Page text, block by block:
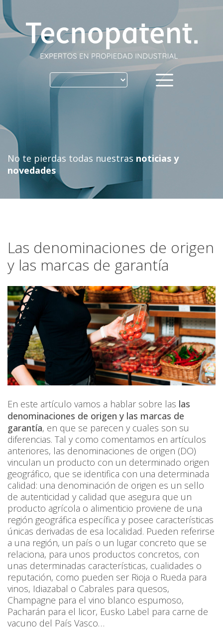
Skip
to
content
No te pierdas todas nuestras noticias y
novedades
Las denominaciones de origen
y las marcas de garantía
En este artículo vamos a hablar sobre las las
denominaciones de origen y las marcas de
garantía, en que se parecen y cuales son su
diferencias. Tal y como comentamos en artículos
anteriores, las denominaciones de origen (DO)
vinculan un producto con un determinado origen
geográfico, que se identifica con una determinada
calidad: una denominación de origen es un sello
de autenticidad y calidad que asegura que un
producto agrícola o alimenticio proviene de una
región geográfica específica y posee características
únicas derivadas de esa localidad. Pueden referirse
a una región, un país o un lugar concreto que se
relaciona, para unos productos concretos, con
unas determinadas características, cualidades o
reputación, como pueden ser Rioja o Rueda para
vinos, Idiazabal o Cabrales para quesos,
Champagne para el vino blanco espumoso,
Pacharán para el licor, Eusko Label para carne de
vacuno del País Vasco…